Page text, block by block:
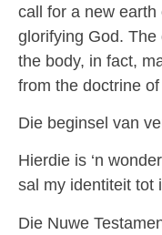
call for a new
glorifying God.
the body, in fact,
from the doctrine
Die beginsel van
Hierdie is ‘n
sal my identiteit tot
Die Nuwe